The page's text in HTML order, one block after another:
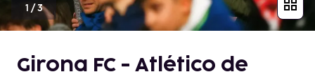
1 /3
Girona FC - Atlético de